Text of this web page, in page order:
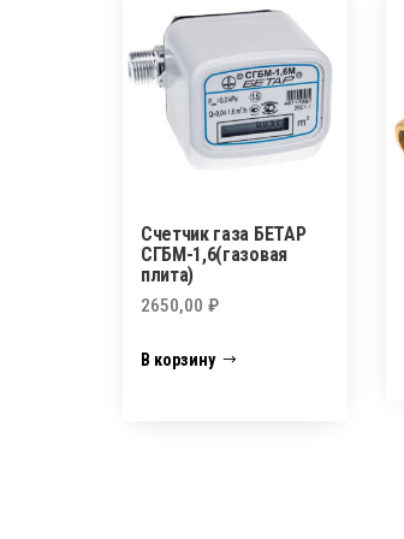
Счетчик газа БЕТАР
СГБМ-1,6(газовая
плита)
2650,00 ₽
В корзину